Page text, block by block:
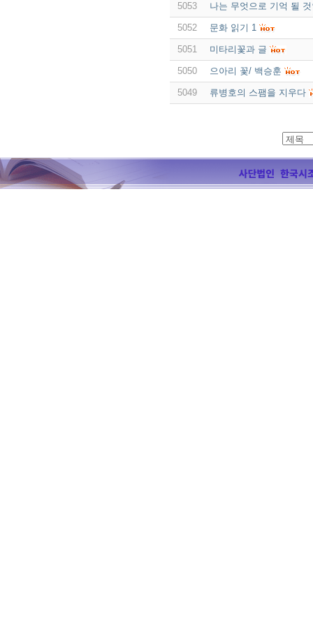
5053 나는 무엇으로 기억 될
5052 문화 읽기 1
5051 미타리꽃과 글
5050 으아리 꽃/ 백승훈
5049 류병호의 스팸을 지우다